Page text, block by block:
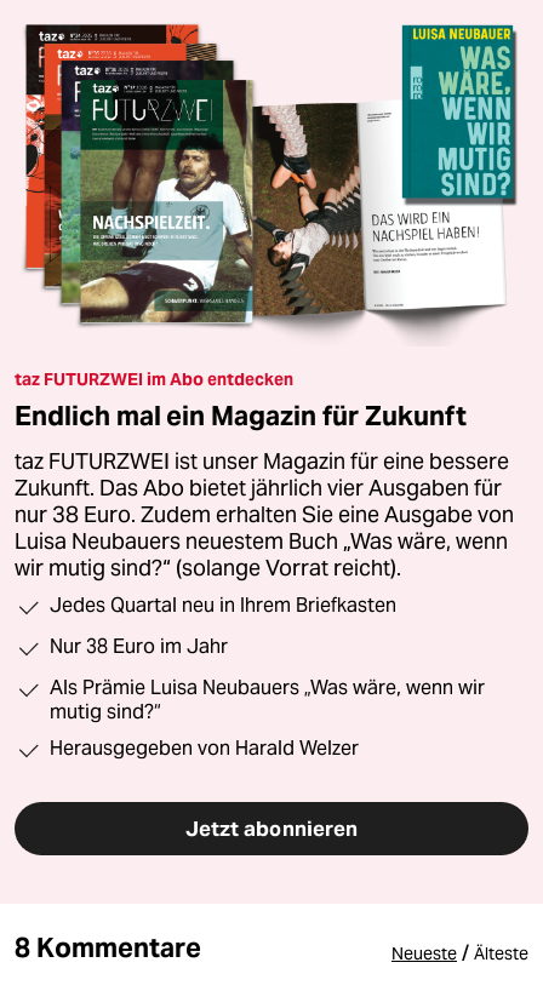
taz FUTURZWEI im Abo entdecken
Endlich mal ein Magazin für Zukunft
taz FUTURZWEI ist unser Magazin für eine bessere
Zukunft. Das Abo bietet jährlich vier Ausgaben für
nur 38 Euro. Zudem erhalten Sie eine Ausgabe von
Luisa Neubauers neuestem Buch „Was wäre, wenn
wir mutig sind?“ (solange Vorrat reicht).
Jedes Quartal neu in Ihrem Briefkasten
Nur 38 Euro im Jahr
Als Prämie Luisa Neubauers „Was wäre, wenn wir
mutig sind?“
Herausgegeben von Harald Welzer
Jetzt abonnieren
8 Kommentare Neueste / Älteste